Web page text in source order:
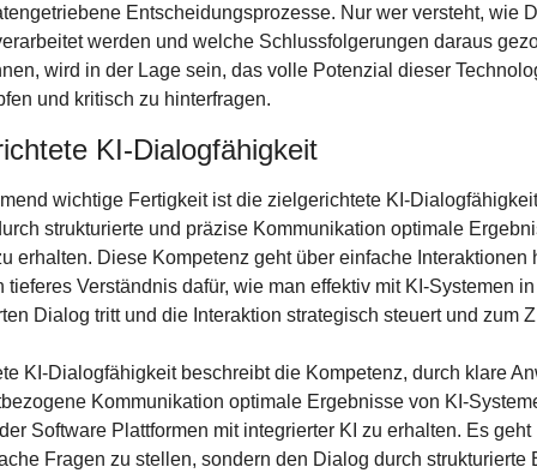
Entscheidungsprozesse. Nur wer versteht, wie
werden und welche Schlussfolgerungen daraus
wird in der Lage sein, das volle Potenzial dieser
und kritisch zu hinterfragen.
KI-Dialogfähigkeit
wichtige Fertigkeit ist die zielgerichtete KI-
strukturierte und präzise Kommunikation optimale
erhalten. Diese Kompetenz geht über einfache Interaktionen
tieferes Verständnis dafür, wie man effektiv mit KI-Systemen
Dialog tritt und die Interaktion strategisch steuert und zum
KI-Dialogfähigkeit beschreibt die Kompetenz, durch klare
Kommunikation optimale Ergebnisse von KI-
Software Plattformen mit integrierter KI zu erhalten. Es geht
Fragen zu stellen, sondern den Dialog durch strukturierte